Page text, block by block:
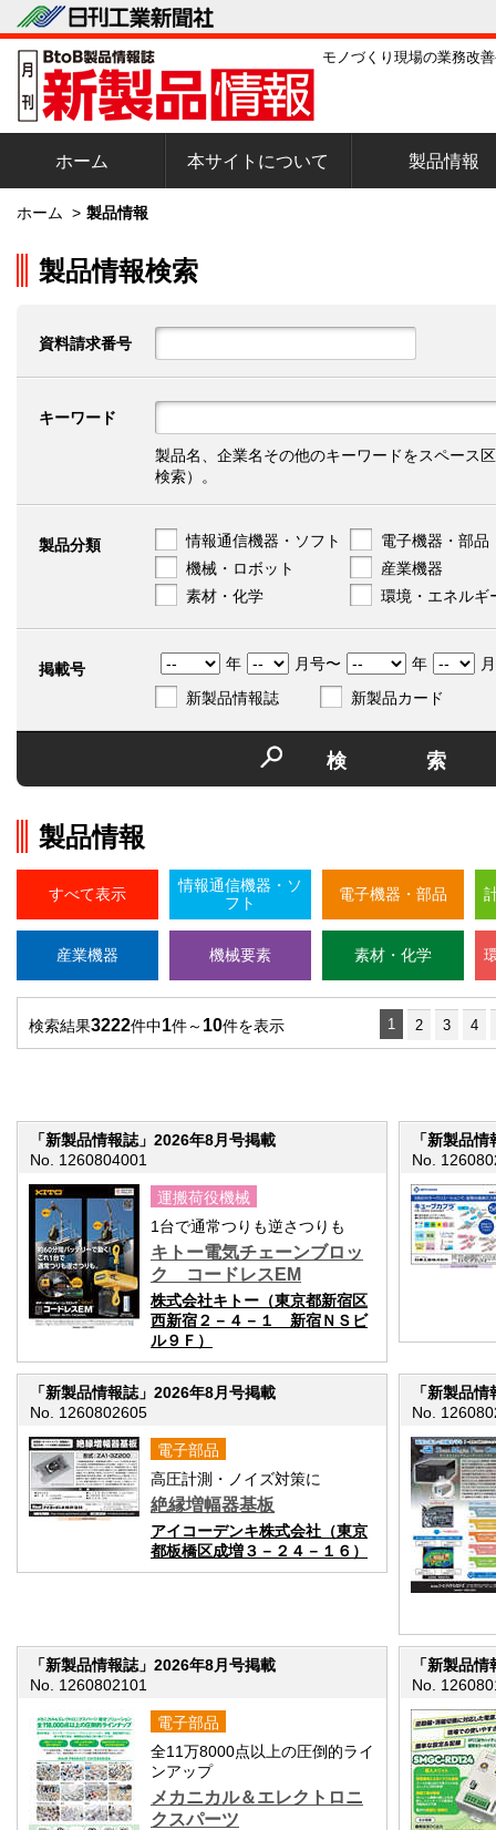
モノづくり現場の業務改
ホーム 本サイトについて 製品情報
ホーム > 製品情報
製品情報検索
資料請求番号
キーワード
製品名、企業名その他のキーワードをスペース
検索）。
製品分類 情報通信機器・ソフト
電子機器・部品
機械・ロボット
産業機器
素材・化学
環境・エネルギ
掲載号 年 月号〜 年
新製品情報誌
新製品カード
検
製品情報
すべて表示
情報通信機器・ソ
フト
電子機器・部品
産業機器 機械要素 素材・化学
検索結果3222件中1件～ 10件を表示 1 2 3 4
「新製品情報誌」2026年8月号掲載
No. 1260804001
運搬荷役機械
1台で通常つりも逆さつりも
キトー電気チェーンブロッ
ク コードレスEM
株式会社キトー（東京都新宿区
西新宿２－４－１ 新宿ＮＳビ
ル９Ｆ）
「新製品
No.
「新製品情報誌」2026年8月号掲載
No. 1260802605
電子部品
高圧計測・ノイズ対策に
絶縁増幅器基板
アイコーデンキ株式会社（東京
都板橋区成増３－２４－１６）
「新製品
No.
「新製品情報誌」2026年8月号掲載
No. 1260802101
電子部品
全11万8000点以上の圧倒的ライ
ンアップ
メカニカル＆エレクトロニ
クスパーツ
「新製品
No.